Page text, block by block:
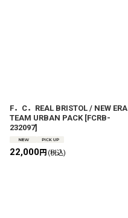
F．C．REAL BRISTOL / NEW ERA
TEAM URBAN PACK [FCRB-
232097]
22,000円 (税込)